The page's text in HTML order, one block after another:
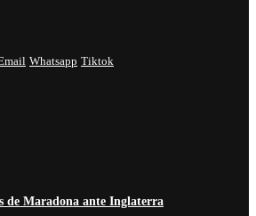
Whatsapp Tiktok
de Maradona ante Inglaterra